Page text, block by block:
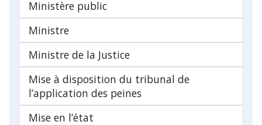
Ministère public
Ministre
Ministre de la Justice
Mise à disposition du tribunal de
l’application des peines
Mise en l’état